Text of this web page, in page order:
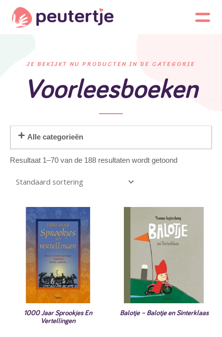
JE BEKIJKT NU PRODUCTEN IN DE CATEGORIE
Voorleesboeken
Alle categorieën
Resultaat 1–70 van de 188 resultaten wordt getoond
1000 Jaar Sprookjes En
Vertellingen
Balotje – Balotje en Sinterklaas